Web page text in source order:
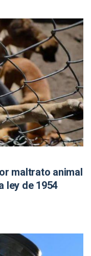
maltrato animal
ley de 1954